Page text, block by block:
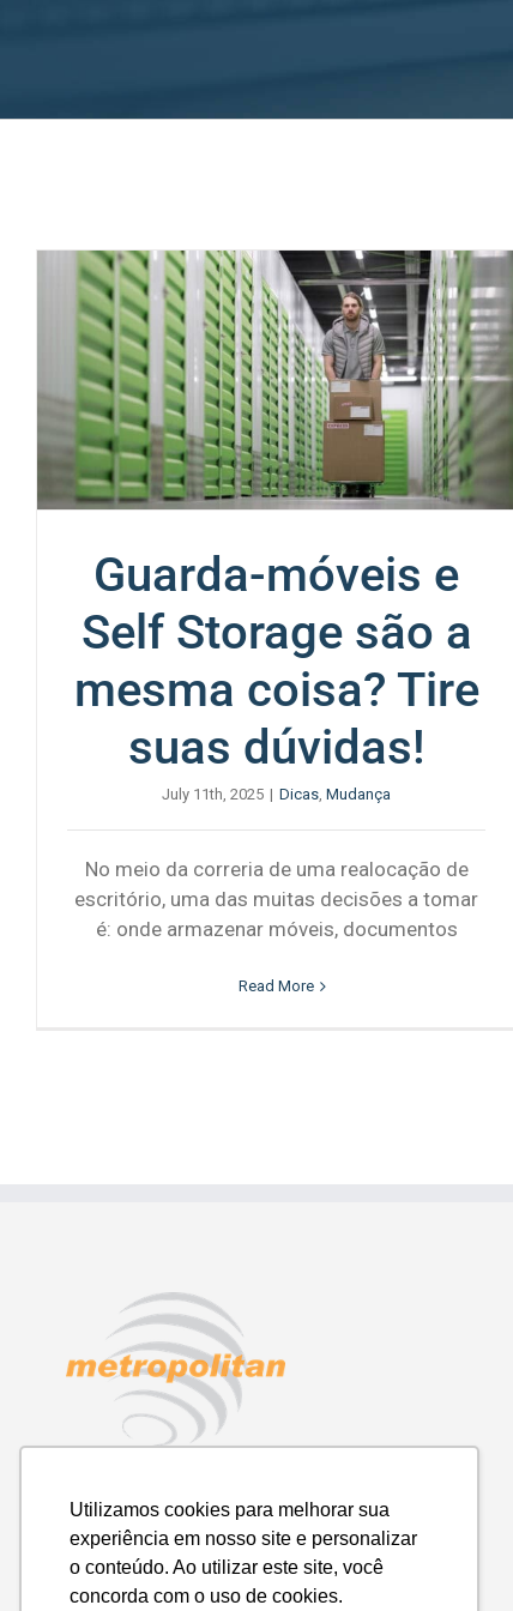
Utilizamos cookies para melhorar sua
experiência em nosso site e personalizar
o conteúdo. Ao utilizar este site, você
concorda com o uso de cookies.
Guarda-móveis e
Self Storage são a
mesma coisa? Tire
suas dúvidas!
July 11th, 2025 | Dicas,Mudança
No meio da correria de uma realocação de
escritório, uma das muitas decisões a tomar
é: onde armazenar móveis, documentos
Read More